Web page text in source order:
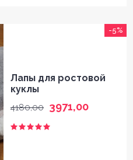
-5%
Лапы для ростовой
куклы
4180,00 3971,00